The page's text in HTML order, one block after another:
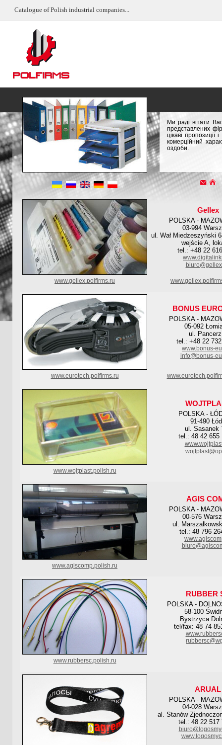
Catalogue of Polish industrial companies...
Ми раді вітати
представлених
цікаві
комерційний
оздоби.
Gellex
POLSKA -
03-994
ul. Wał Miedzeszyński
wejście A,
tel.: +48 22
www.gellex.polfirms.ru
BONUS
POLSKA -
05-092
ul.
tel.: +48 22
www.bonus-
info@bonus-
www.eurotech.polfirms.ru
POLSKA -
91-490
ul. Sasanek
tel.: 48 42 655
www.wojtplast.polish.ru
AGIS
POLSKA -
00-576
ul.
tel.: 48 796
www.agiscomp.polish.ru
RUBBER
POLSKA -
58-100
Bystrzyca
tel/fax: 48 74
www.rubbersc.polish.ru
ARUAL
POLSKA -
04-028
al. Stanów
tel.: 48 22 517